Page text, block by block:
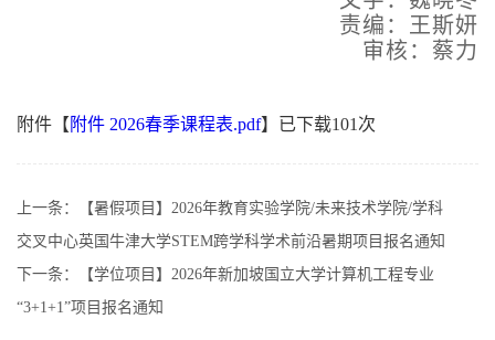
责编：王斯妍
审核：蔡力
附件【 附件 2026春季课程表.pdf】已下载101 次
上一条：
【暑假项目】2026年教育实验学院/未来技术学院/学科
交叉中心英国牛津大学STEM跨学科学术前沿暑期项目报名通知
下一条：
【学位项目】2026年新加坡国立大学计算机工程专业
“3+1+1”项目报名通知